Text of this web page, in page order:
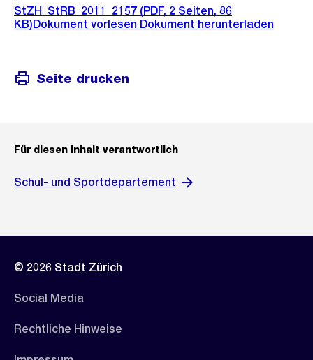
StZH_StRB_2011_2157 (PDF, 2 Seiten, 86
KB)Dokument vorlesen Dokument herunterladen
Seite drucken
Für diesen Inhalt verantwortlich
Schul- und Sportdepartement
© 2026 Stadt Zürich
Social Media
Rechtliche Hinweise